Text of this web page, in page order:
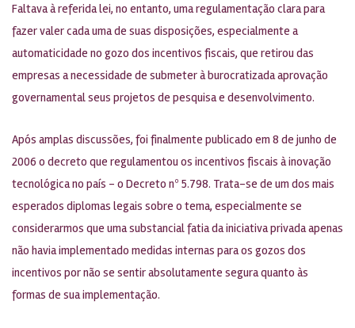
Faltava à referida lei, no entanto, uma regulamentação clara para
fazer valer cada uma de suas disposições, especialmente a
automaticidade no gozo dos incentivos fiscais, que retirou das
empresas a necessidade de submeter à burocratizada aprovação
governamental seus projetos de pesquisa e desenvolvimento.
Após amplas discussões, foi finalmente publicado em 8 de junho de
2006 o decreto que regulamentou os incentivos fiscais à inovação
tecnológica no país – o Decreto nº 5.798. Trata-se de um dos mais
esperados diplomas legais sobre o tema, especialmente se
considerarmos que uma substancial fatia da iniciativa privada apenas
não havia implementado medidas internas para os gozos dos
incentivos por não se sentir absolutamente segura quanto às
formas de sua implementação.